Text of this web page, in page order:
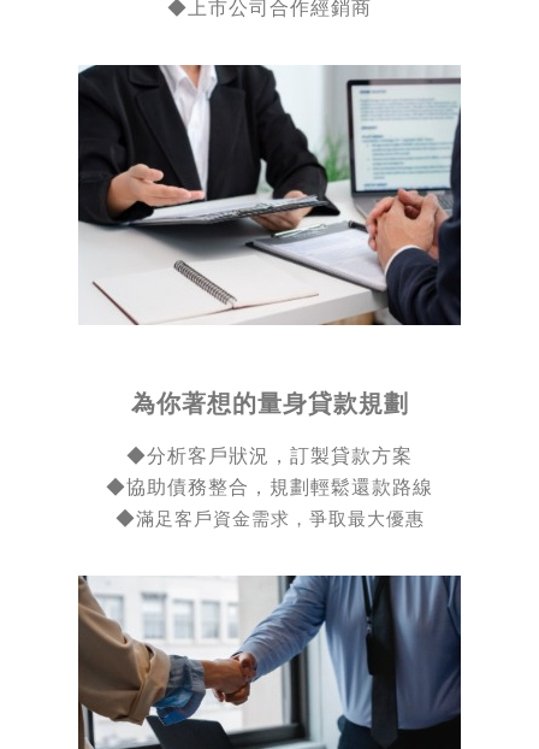
◆上市公司合作經銷商
為你著想的量身貸款規劃
◆分析客戶狀況，訂製貸款方案
◆協助債務整合，規劃輕鬆還款路線
◆滿足客戶資金需求，爭取最大優惠